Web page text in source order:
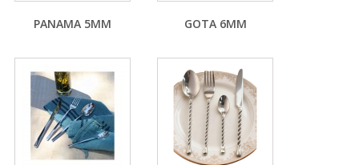
PANAMA 5MM GOTA 6MM